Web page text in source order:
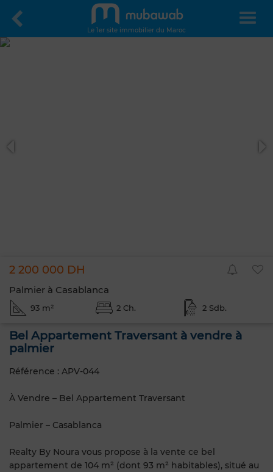
Le 1er site immobilier du Maroc
2 200 000 DH
Palmier à Casablanca
93 m² 2 Ch. 2 Sdb.
Bel Appartement Traversant à vendre à
palmier
Référence : APV-044
À Vendre – Bel Appartement Traversant
Palmier – Casablanca
Realty By Noura vous propose à la vente ce bel
appartement de 104 m² (dont 93 m² habitables), situé au